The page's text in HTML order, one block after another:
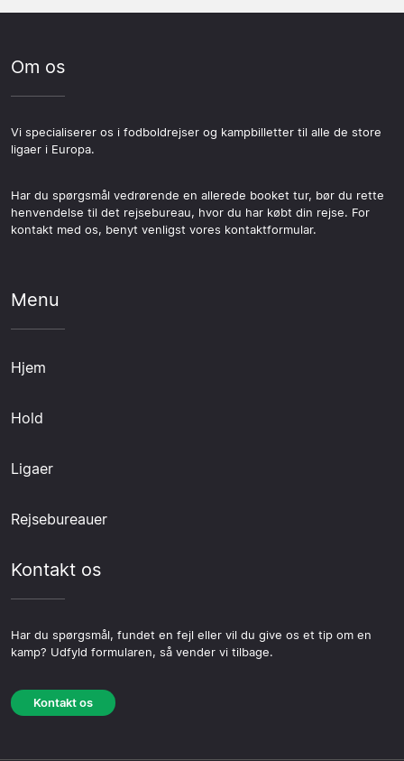
Om os
Vi specialiserer os i fodboldrejser og kampbilletter til alle de store
ligaer i Europa.
Har du spørgsmål vedrørende en allerede booket tur, bør du rette
henvendelse til det rejsebureau, hvor du har købt din rejse. For
kontakt med os, benyt venligst vores kontaktformular.
Menu
Hjem
Hold
Ligaer
Rejsebureauer
Kontakt os
Har du spørgsmål, fundet en fejl eller vil du give os et tip om en
kamp? Udfyld formularen, så vender vi tilbage.
Kontakt os